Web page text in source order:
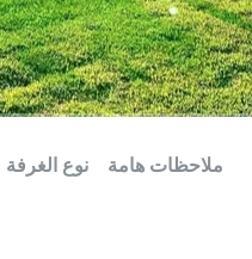
نوع الغرفة ملاحظات هامة